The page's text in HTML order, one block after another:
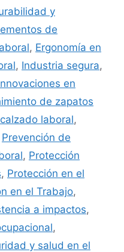
y
de
, Ergonomía en
, Industria segura,
en
de zapatos
laboral,
Prevención de
, Protección
, Protección en el
en el Trabajo,
a impactos,
,
y salud en el